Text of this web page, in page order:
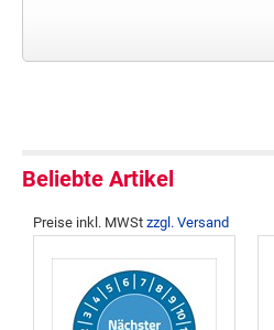
Beliebte Artikel
Preise inkl. MWSt zzgl. Versand